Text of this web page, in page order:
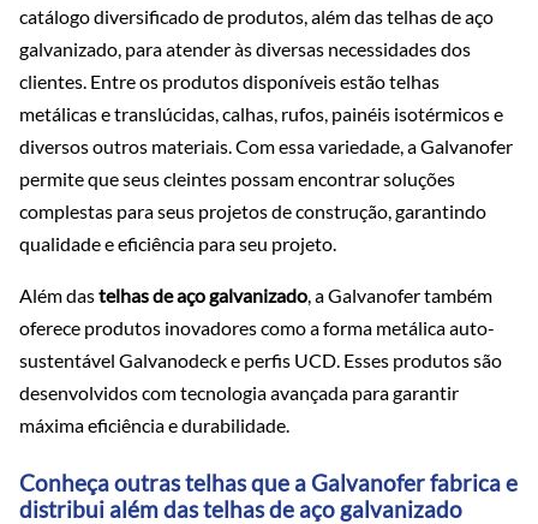
catálogo diversificado de produtos, além das telhas de aço
galvanizado, para atender às diversas necessidades dos
clientes. Entre os produtos disponíveis estão telhas
metálicas e translúcidas, calhas, rufos, painéis isotérmicos e
diversos outros materiais. Com essa variedade, a Galvanofer
permite que seus cleintes possam encontrar soluções
complestas para seus projetos de construção, garantindo
qualidade e eficiência para seu projeto.
Além dastelhas de aço galvanizado, a Galvanofer também
oferece produtos inovadores como a forma metálica auto-
sustentável Galvanodeck e perfis UCD. Esses produtos são
desenvolvidos com tecnologia avançada para garantir
máxima eficiência e durabilidade.
Conheça outras telhas que a Galvanofer fabrica e
distribui além das telhas de aço galvanizado